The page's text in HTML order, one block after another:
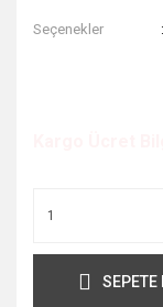
Seçenekler
SEPETE